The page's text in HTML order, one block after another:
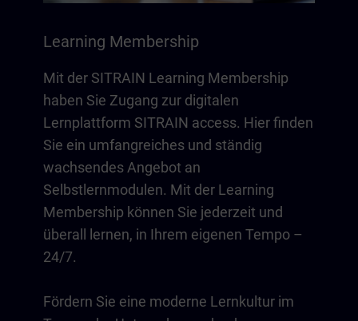
Learning Membership
Mit der SITRAIN Learning Membership
haben Sie Zugang zur digitalen
Lernplattform SITRAIN access. Hier finden
Sie ein umfangreiches und ständig
wachsendes Angebot an
Selbstlernmodulen. Mit der Learning
Membership können Sie jederzeit und
überall lernen, in Ihrem eigenen Tempo –
24/7.
Fördern Sie eine moderne Lernkultur im